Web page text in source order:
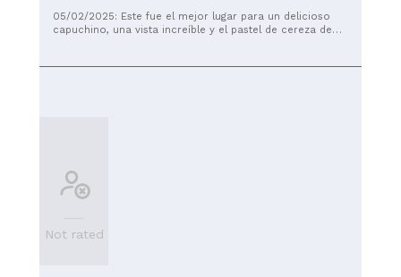
05/02/2025: Este fue el mejor lugar para un delicioso
capuchino, una vista increíble y el pastel de cereza de
nuestra estancia e incluso dio recomendaciones para
Not rated